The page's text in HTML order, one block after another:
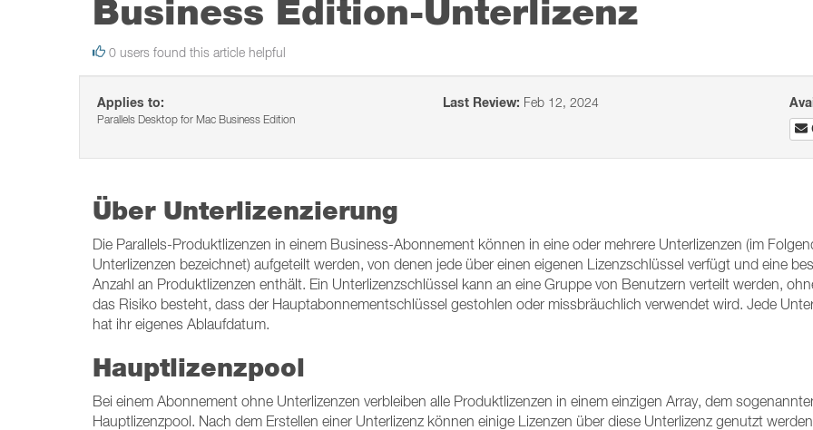
Business Edition-Unterlizenz
0 users found this article helpful
Applies to:
Parallels Desktop for Mac Business Edition
Last Review: Feb 12, 2024
Über Unterlizenzierung
Die Parallels-Produktlizenzen in einem Business-Abonnement können in eine oder mehrere Unterlizenzen (im
Unterlizenzen bezeichnet) aufgeteilt werden, von denen jede über einen eigenen Lizenzschlüssel verfügt und eine
Anzahl an Produktlizenzen enthält. Ein Unterlizenzschlüssel kann an eine Gruppe von Benutzern verteilt werden,
das Risiko besteht, dass der Hauptabonnementschlüssel gestohlen oder missbräuchlich verwendet wird. Jede
hat ihr eigenes Ablaufdatum.
Hauptlizenzpool
Bei einem Abonnement ohne Unterlizenzen verbleiben alle Produktlizenzen in einem einzigen Array, dem
Hauptlizenzpool. Nach dem Erstellen einer Unterlizenz können einige Lizenzen über diese Unterlizenz genutzt